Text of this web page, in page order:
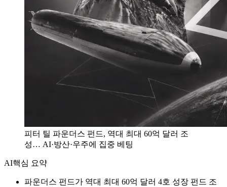
피터 틸 파운더스 펀드, 역대 최대 60억 달러 조
성… AI·방산·우주에 집중 베팅
AI핵심 요약
파운더스 펀드가 역대 최대 60억 달러 4호 성장 펀드 조